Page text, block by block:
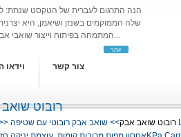
הנה התרגום לעברית של הטקסט שנתת:
שלה הממוקמים בשנזן ושיאמן, היא
המתמחה בפיתוח וייצור שואבי אבק רובוטיים ורובוטים לניקוי חלונות. עם צוות טכני חזק...
יותר
וידאו צור קשר
רובוט
רובוט שואב אבק>> שואב אבק רובוטי עם שטיפה LDS Liectroux T9, ניווט Laser LiDAR SLAM, ניקוי חכם רטוב ויבש לבית, עם תחנת ריקון עצמי,